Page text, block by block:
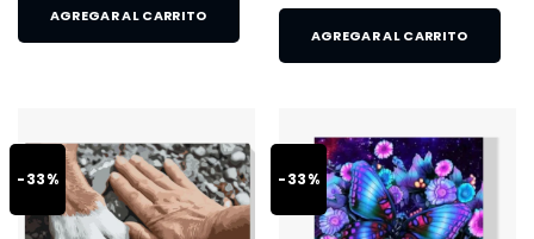
AGREGAR AL CARRITO
AGREGAR AL CARRITO
-33% -33%